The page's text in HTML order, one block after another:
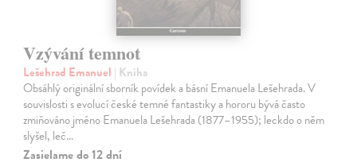
Vzývání temnot
Lešehrad Emanuel | Kniha
Obsáhlý originální sborník povídek a básní Emanuela Lešehrada. V
souvislosti s evolucí české temné fantastiky a hororu bývá často
zmiňováno jméno Emanuela Lešehrada (1877–1955); leckdo o něm
slyšel, leč…
Zasielame do 12 dní